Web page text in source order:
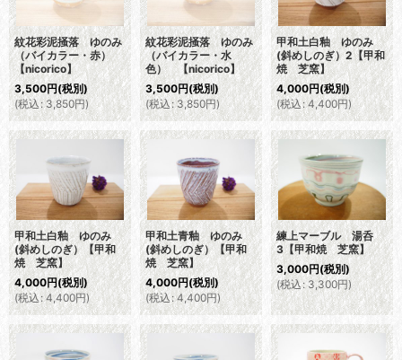
紋花彩泥掻落 ゆのみ
（バイカラー・赤）
【nicorico】
3,500円(税別)
(税込: 3,850円)
紋花彩泥掻落 ゆのみ
（バイカラー・水
色） 【nicorico】
3,500円(税別)
(税込: 3,850円)
甲和土白釉 ゆのみ
(斜めしのぎ）2【甲和
焼 芝窯】
4,000円(税別)
(税込: 4,400円)
甲和土白釉 ゆのみ
(斜めしのぎ）【甲和
焼 芝窯】
4,000円(税別)
(税込: 4,400円)
甲和土青釉 ゆのみ
(斜めしのぎ）【甲和
焼 芝窯】
4,000円(税別)
(税込: 4,400円)
練上マーブル 湯呑
3【甲和焼 芝窯】
3,000円(税別)
(税込: 3,300円)